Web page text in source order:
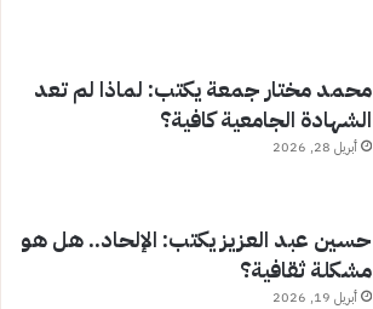
محمد مختار جمعة يكتب: لماذا لم تعد
الشهادة الجامعية كافية؟
أبريل 28, 2026
حسين عبد العزيز يكتب: الإلحاد.. هل هو
مشكلة ثقافية؟
أبريل 19, 2026